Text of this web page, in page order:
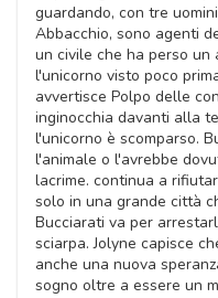
guardando, con tre
Abbacchio, sono agenti
un civile che ha perso un
l'unicorno visto poco
avvertisce Polpo delle
inginocchia davanti alla
l'unicorno è scomparso.
l'animale o l'avrebbe
lacrime. continua a
solo in una grande città
Bucciarati va per
sciarpa. Jolyne capisce
anche una nuova
sogno oltre a essere un